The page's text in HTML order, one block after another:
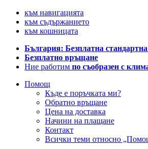
към навигацията
към съдържанието
към кошницата
България: Безплатна
Безплатно връщане
Ние работим по съобразен с
Помощ
Къде е поръчката ми?
Обратно връщане
Цена на доставка
Начини на плащане
Контакт
Всички теми относно